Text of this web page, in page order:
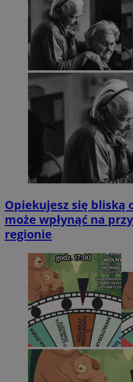
Opiekujesz się bliską
może wpłynąć na
regionie